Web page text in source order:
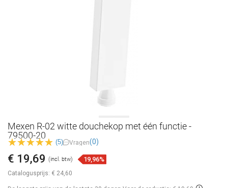
Mexen R-02 witte douchekop met één functie -
79500-20
(5) Vragen(0)
Catalogusprijs: € 24,60
€ 19,69 (incl. btw) 19,96%